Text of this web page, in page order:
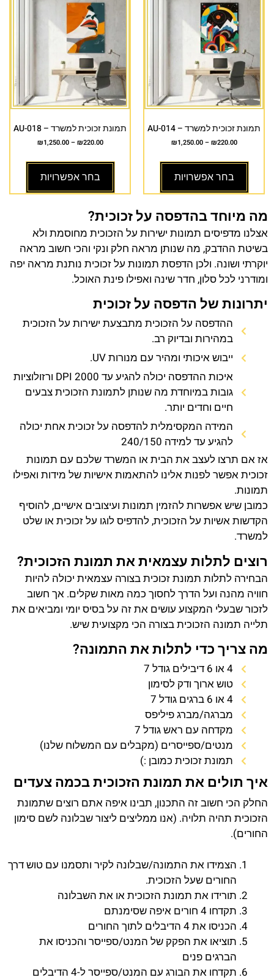
תמונת זכוכית למשרד – AU-014
₪220.00
–
₪1,250.00
בחר אפשרויות
תמונת זכוכית למשרד – AU-018
₪220.00
–
₪1,250.00
בחר אפשרויות
מה מיוחד בהדפסה על זכוכית?
אצלנו מדפיסים תמונות ישירות על הזכוכית מחוסמת ולא
בשיטת ההדבק, מה שנותן מראה חלק ונקי והכי חשוב מראה
יוקרתי ושונה. ולכן הדפסת תמונות על זכוכית נותנת מראה יפה
ומודרני לכל סלון, חדר שינה ואפילו פינת האוכל.
יתרונות של הדפסה על זכוכית
ההדפסה על הזכוכית מתבצעת ישירות על הזכוכית
במהירות ובדיוק רב.
ייבוש איכותי ומהיר עם מנורות UV.
איכות ההדפסה יכולה להגיע עד 2000 DPI ורזולוציות
גובות במיוחדת מה שנותן לתמונת הזכוכית צבעים
חיים וחדים יותר.
המידה המקסימלית להדפסה על זכוכית אחת יכולה
להגיע עד למידה 240/150
אז אם תרצו לעצב את הבית או המשרד שלכם עם תמונות
זכוכית אפשר לפנות אלינו להתאמות אישיות של מידות ואפילו
תמונות.
כמובן שיש אפשרות להזמין תמונות ועיצובים אישיים, להוסיף
הקדשות אשיות על הזכוכית, להדפיס לוגו על זכוכית או שלט
למשרד.
רוצים לתלות עצמאית את תמונת הזכוכית?
הבחירה לתלות תמונת זכוכית בצורה עצמאית יכולה להיות
חוויה מהנה ועל הדרך לחסוך כמה מאות שקלים. אך חשוב
לזכור שבעלי המקצוע עושים את זה על בסיס יומי ומביאים את
תלייה תמונה הזכוכית בצורה הכי מקצועית שיש.
מה צריך כדי לתלות את התמונה?
4 או 6 דיבילים גודל 7
טוש ארוך ודק לסימון
4 או 6 ברגים גודל 7
מברגה/מברג פיליפס
מקדחה עם ראש גודל 7
מנטים/ספייסרים (מקבלים עם המשלוח שלנו)
תמונת זכוכית כמובן :)
איך תולים את תמונת הזכוכית בכמה צעדים
החלק הכי חשוב זה התכנון, תבינו איפה אתם רוצים שתמונת
הזכוכית תהיה תלויה. (אנו ממליצים ליצור שבלונה לשם סימון
החורים).
הצמידו את התמונה/שבלונה לקיר ותסמנו עם טוש דרך
החורים שעל הזכוכית.
תורידו את תמונת הזכוכית או את השבלונה
תקדחו 4 חורים איפה שסימנתם
הכניסו את 4 הדיבלים לתוך החורים
תוציאו את הפקק של המנט/ספייסר והכניסו את
הברגים פנים
תקדחו את הבורג עם המנט/ספייסר ל-4 הדיבלים